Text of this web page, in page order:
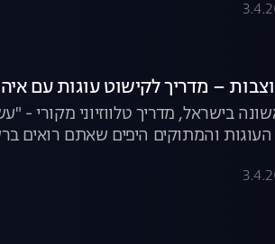
– מדריך לקישוט עוגות עם איה תמם,
בישראל, מדריך טלווזיוני מקורי
והמתוקים היפים שאתם רואים
וקאפייקס חמניות